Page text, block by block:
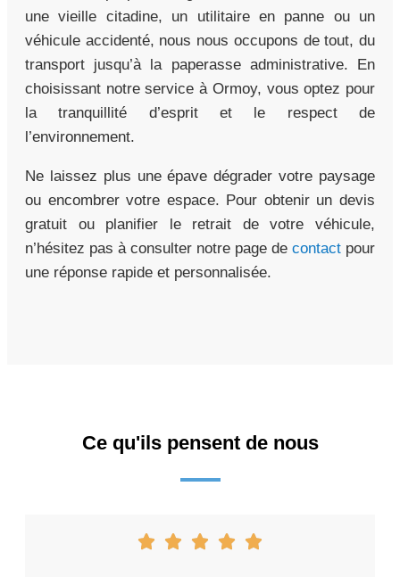
une vieille citadine, un utilitaire en panne ou un
véhicule accidenté, nous nous occupons de tout, du
transport jusqu’à la paperasse administrative. En
choisissant notre service à Ormoy, vous optez pour
la tranquillité d’esprit et le respect de
l’environnement.
Ne laissez plus une épave dégrader votre paysage
ou encombrer votre espace. Pour obtenir un devis
gratuit ou planifier le retrait de votre véhicule,
n’hésitez pas à consulter notre page de contact pour
une réponse rapide et personnalisée.
Ce qu'ils pensent de nous